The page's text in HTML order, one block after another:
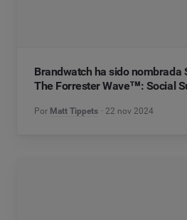
Brandwatch ha sido nombrada
The Forrester Wave™: Social
Por Matt Tippets 22 nov 2024